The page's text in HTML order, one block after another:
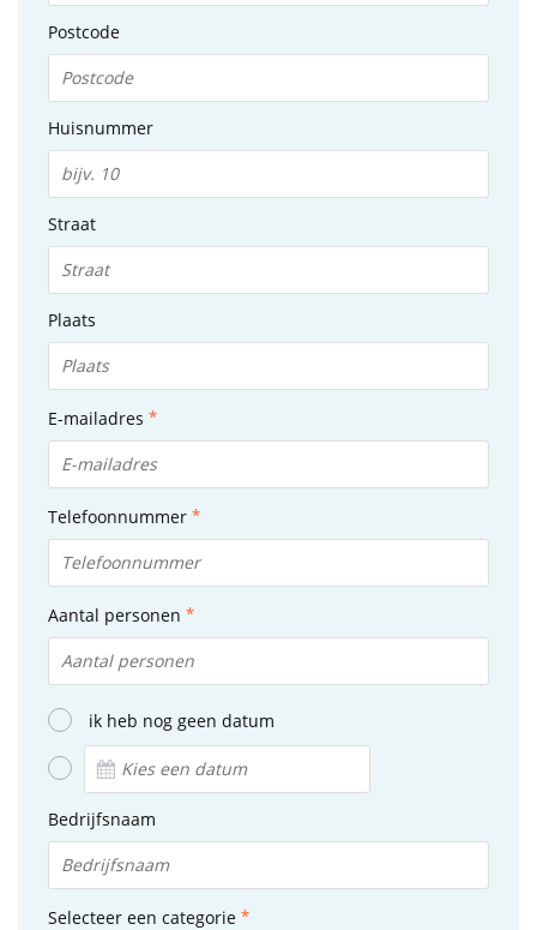
Postcode
Huisnummer
Straat
Plaats
E-mailadres
Telefoonnummer
Aantal personen
ik heb nog geen datum
Bedrijfsnaam
Selecteer een categorie